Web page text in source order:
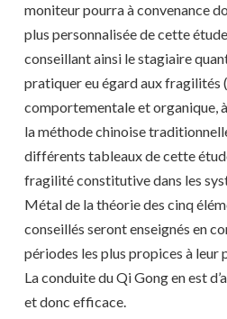
moniteur pourra à convenance
plus personnalisée de cette
conseillant ainsi le stagiaire
pratiquer eu égard aux fragilités
comportementale et organique,
la méthode chinoise
différents tableaux de cette
fragilité constitutive dans les
Métal de la théorie des cinq
conseillés seront enseignés en
périodes les plus propices à leur
La conduite du Qi Gong en est
et donc efficace.